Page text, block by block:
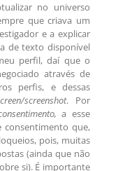
no universo
que criava um
e a explicar
de texto disponível
perfil, daí que o
através de
perfis, e dessas
screenshot. Por
a esse
consentimento que,
pois, muitas
(ainda que não
si). É importante